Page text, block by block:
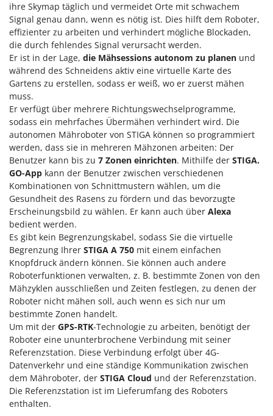
Stäubegeräte für Traktor
Staubsauger - Elektrobesen
T
Teppichreiniger und Teppichbodenreiniger
Tomatenpressen
Tragbare Powerstationen
Traktor-Heckenscheren mit Ausleger
U
Umfüllpumpen
Umkehrfräsen
V
Vakuumiergeräte
Vertikutierer
Vogelscheuchen - Vogelabwehr
W
Wasserpumpen
Wasserpumpen für Traktoren
Wein- und Obstpressen
Wein- und Ölschichtenfilter
Weitere Produkte
Wiesenwalzen für Traktor
Infaco
Intec
Intex
Iseki
Italyco
ITM
J JOLLY ITALIA
K
KAAZ
Karcher
Kasco
Kemper
Kenwood
Keter
KitchenAid
Komo
L
Laica
Lampacrescia - MGM
Landxcape
LAR Casalinghi
Lavor
ihre Skymap täglich und vermeidet Orte mit schwachem
Signal genau dann, wenn es nötig ist. Dies hilft dem Roboter,
effizienter zu arbeiten und verhindert mögliche Blockaden,
die durch fehlendes Signal verursacht werden.
Er ist in der Lage, die Mähsessions autonom zu planen und
während des Schneidens aktiv eine virtuelle Karte des
Gartens zu erstellen, sodass er weiß, wo er zuerst mähen
muss.
Er verfügt über mehrere Richtungswechselprogramme,
sodass ein mehrfaches Übermähen verhindert wird. Die
autonomen Mähroboter von STIGA können so programmiert
werden, dass sie in mehreren Mähzonen arbeiten: Der
Benutzer kann bis zu 7 Zonen einrichten. Mithilfe der STIGA.
GO-App kann der Benutzer zwischen verschiedenen
Kombinationen von Schnittmustern wählen, um die
Gesundheit des Rasens zu fördern und das bevorzugte
Erscheinungsbild zu wählen. Er kann auch über Alexa
bedient werden.
Es gibt kein Begrenzungskabel, sodass Sie die virtuelle
Begrenzung Ihrer STIGA A 750 mit einem einfachen
Knopfdruck ändern können. Sie können auch andere
Roboterfunktionen verwalten, z. B. bestimmte Zonen von den
Mähzyklen ausschließen und Zeiten festlegen, zu denen der
Roboter nicht mähen soll, auch wenn es sich nur um
bestimmte Zonen handelt.
Um mit der GPS-RTK-Technologie zu arbeiten, benötigt der
Roboter eine ununterbrochene Verbindung mit seiner
Referenzstation. Diese Verbindung erfolgt über 4G-
Datenverkehr und eine ständige Kommunikation zwischen
dem Mähroboter, der STIGA Cloud und der Referenzstation.
Die Referenzstation ist im Lieferumfang des Roboters
enthalten.